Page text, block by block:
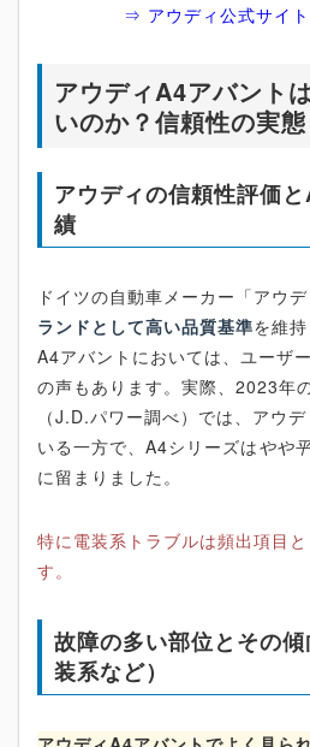
⇒ アウディ公式サイト
アウディA4アバント
いのか？信頼性の実
アウディの信頼性評価
績
ドイツの自動車メーカー「アウデ
ランドとして高い品質基準を維
A4アバントにおいては、ユーザ
の声もあります。実際、2023年
（J.D.パワー調べ）では、アウ
いる一方で、A4シリーズはやや
に留まりました。
特に電装系トラブルは頻出項目
す。
故障の多い部位とその
装系など）